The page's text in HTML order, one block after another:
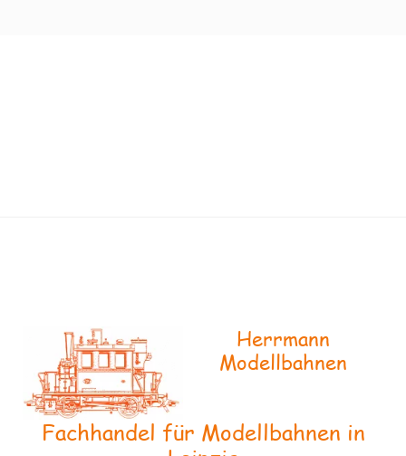
Herrmann
Modellbahnen
Fachhandel für Modellbahnen in